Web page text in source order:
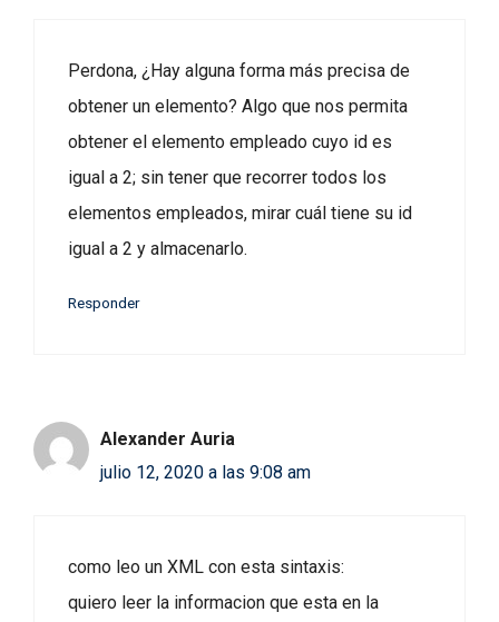
Perdona, ¿Hay alguna forma más precisa de
obtener un elemento? Algo que nos permita
obtener el elemento empleado cuyo id es
igual a 2; sin tener que recorrer todos los
elementos empleados, mirar cuál tiene su id
igual a 2 y almacenarlo.
Responder
Alexander Auria
julio 12, 2020 a las 9:08 am
como leo un XML con esta sintaxis:
quiero leer la informacion que esta en la